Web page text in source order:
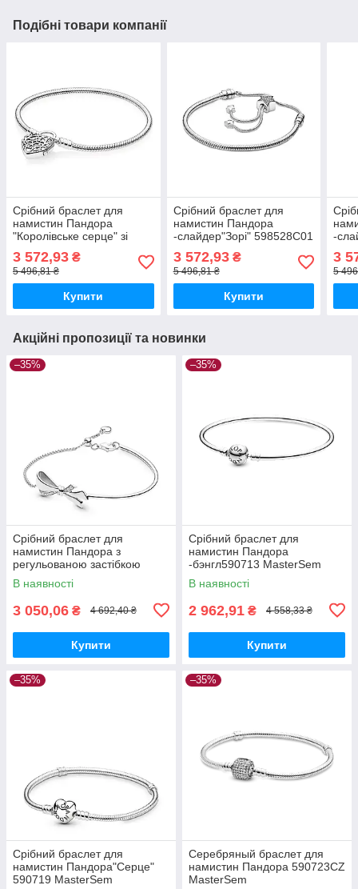
Подібні товари компанії
Срібний браслет для
намистин Пандора
"Королівське серце" зі
MasterSem
3 572,93 ₴
5 496,81 ₴
Купити
Срібний браслет для
намистин Пандора
-слайдер"Зорі" 598528C01
3 572,93₴
5 496,81 ₴
Купити
-
3
5
Акційні пропозиції та новинки
–35%
Срібний браслет для
намистин Пандора з
регульованою застібкою
597242CZ MasterSem
В наявності
3 050,06 ₴ 4 692,40 ₴
Купити
–35%
Срібний браслет для
намистин Пандора
-бэнгл590713 MasterSem
В наявності
2 962,91 ₴ 4 558,33 ₴
Купити
–35%
Срібний браслет для
намистин Пандора"Серце"
590719 MasterSem
–35%
Серебряный браслет для
намистин Пандора 590723CZ
MasterSem